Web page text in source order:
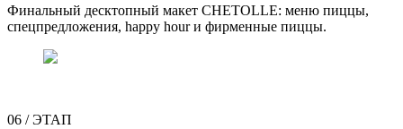
Финальный десктопный макет CHETOLLE: меню пиццы,
спецпредложения, happy hour и фирменные пиццы.
06 /ЭТАП